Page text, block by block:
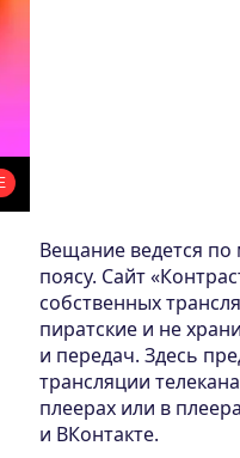
Вещание ведется по
поясу. Сайт
собственных
пиратские и не
и передач. Здесь
трансляции
плеерах или в
и ВКонтакте.